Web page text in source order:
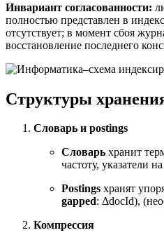
Инвариант согласованности:
полностью представлен в
отсутствует; в момент сбоя
восстановление последнего
Структуры
Словарь и postings
Словарь хранит
частоту, указатели
Postings хранят
gapped: ΔdocId),
Компрессия